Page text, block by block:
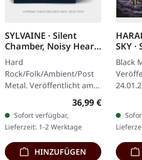
SYLVAINE · Silent
Chamber, Noisy Heart
| TRANSLUCENT BLUE
2LP
Hard
Rock/Folk/Ambient/Post
Metal. Veröffentlicht am
31.01.2025, auf Eisenwald.
Transparente blaue
Doppel-LP in einem
Deluxe-Gatefold-Cover
mit…
Regulärer Preis:
36,99 €
Sofort verfügbar,
Lieferzeit: 1-2 Werktage
HINZUFÜGEN
SKY
Black
von